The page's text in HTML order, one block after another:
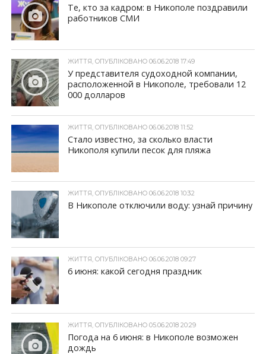
Те, кто за кадром: в Никополе поздравили
работников СМИ
ЖИТТЯ, ОПУБЛІКОВАНО 06.06.2018 17:49
У представителя судоходной компании,
расположенной в Никополе, требовали 12
000 долларов
ЖИТТЯ, ОПУБЛІКОВАНО 06.06.2018 11:52
Стало известно, за сколько власти
Никополя купили песок для пляжа
ЖИТТЯ, ОПУБЛІКОВАНО 06.06.2018 10:32
В Никополе отключили воду: узнай причину
ЖИТТЯ, ОПУБЛІКОВАНО 06.06.2018 09:27
6 июня: какой сегодня праздник
ЖИТТЯ, ОПУБЛІКОВАНО 05.06.2018 20:29
Погода на 6 июня: в Никополе возможен
дождь